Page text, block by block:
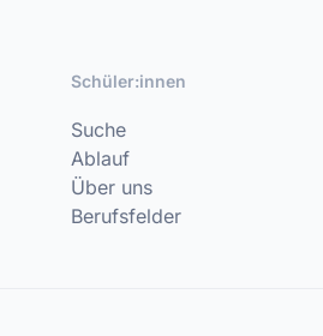
Schüler:innen
Suche
Ablauf
Über uns
Berufsfelder